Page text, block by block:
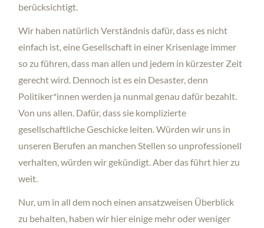
berücksichtigt.
Wir haben natürlich Verständnis dafür, dass es nicht
einfach ist, eine Gesellschaft in einer Krisenlage immer
so zu führen, dass man allen und jedem in kürzester Zeit
gerecht wird. Dennoch ist es ein Desaster, denn
Politiker*innen werden ja nunmal genau dafür bezahlt.
Von uns allen. Dafür, dass sie komplizierte
gesellschaftliche Geschicke leiten. Würden wir uns in
unseren Berufen an manchen Stellen so unprofessionell
verhalten, würden wir gekündigt. Aber das führt hier zu
weit.
Nur, um in all dem noch einen ansatzweisen Überblick
zu behalten, haben wir hier einige mehr oder weniger